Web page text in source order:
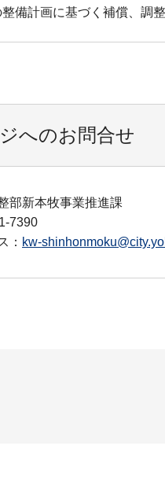
備計画に基づく補償、調
へのお問合せ
部新本牧事業推進課
7390
： kw-